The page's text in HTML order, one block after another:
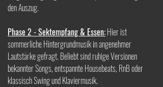
den Auszug.
Phase 2 - Sektempfang & Essen:Hier ist
sommerliche Hintergrundmusik in angenehmer
Lautstärke gefragt. Beliebt sind ruhige Versionen
bekannter Songs, entspannte Housebeats, RnB oder
klassisch Swing und Klaviermusik.